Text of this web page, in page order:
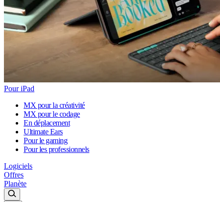
Pour iPad
MX pour la créativité
MX pour le codage
En déplacement
Ultimate Ears
Pour le gaming
Pour les professionnels
Logiciels
Offres
Planète